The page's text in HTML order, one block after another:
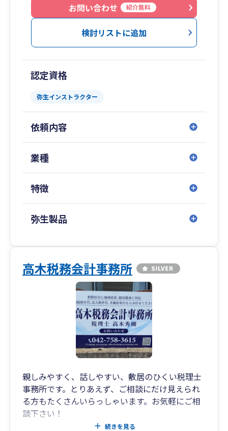
●事務所スタッフは、弥生会計インストラクター
を保有しており、弥生会計のことならお任せくだ
さい。
・法人税・消費税・所得税等の税務申告
・相続税・贈与税・譲渡所得税等の資産税申告
・新規開業、会社設立支援
・経営計画策定支援、MAS監査
・会計ソフト導入支援（弥生会計他各種会計ソフ
ト）
・補助金・助成金（社労士が担当）の申請サポー
ト
・財務コンサルティング
・記帳指導・記帳代行 ほか
お問い合わせ
紹介無料
検討リストに追加
認定資格
弥生インストラクター
依頼内容
業種
特徴
弥生製品
高木税務会計事務所
親しみやすく、話しやすい、敷居のひくい税理士
事務所です。とりあえず、ご相談にだけ見えられ
る方もたくさんいらっしゃいます。お気軽にご相
談下さい！
続きを見る